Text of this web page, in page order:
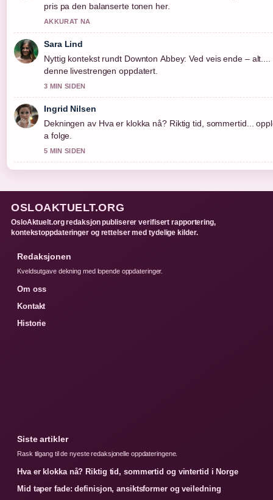
pris pa den balanserte tonen her.
AKKURAT NA
Sara Lind
Nyttig kontekst rundt Downton Abbey: Ved veis ende –
denne livestrengen oppdatert.
3 MIN SIDEN
Ingrid Nilsen
Dekningen av Hva er klokka nå? Riktig tid, sommertid...
a folge.
5 MIN SIDEN
OSLOAKTUELT.ORG
OsloAktuelt.org redaksjon publiserer verifisert rapportering,
kontekstoppdateringer og rettelser med tydelige kilder.
Redaksjonen
Kveldsutgave dekning med lopende oppdateringer.
Om oss
Kontakt
Historie
Siste artikler
Rask tilgang til de nyeste redaksjonelle oppdateringene.
Hva er klokka nå? Riktig tid, sommertid og vintertid i Norge
Mid taper fade: definisjon, ansiktsformer og veiledning